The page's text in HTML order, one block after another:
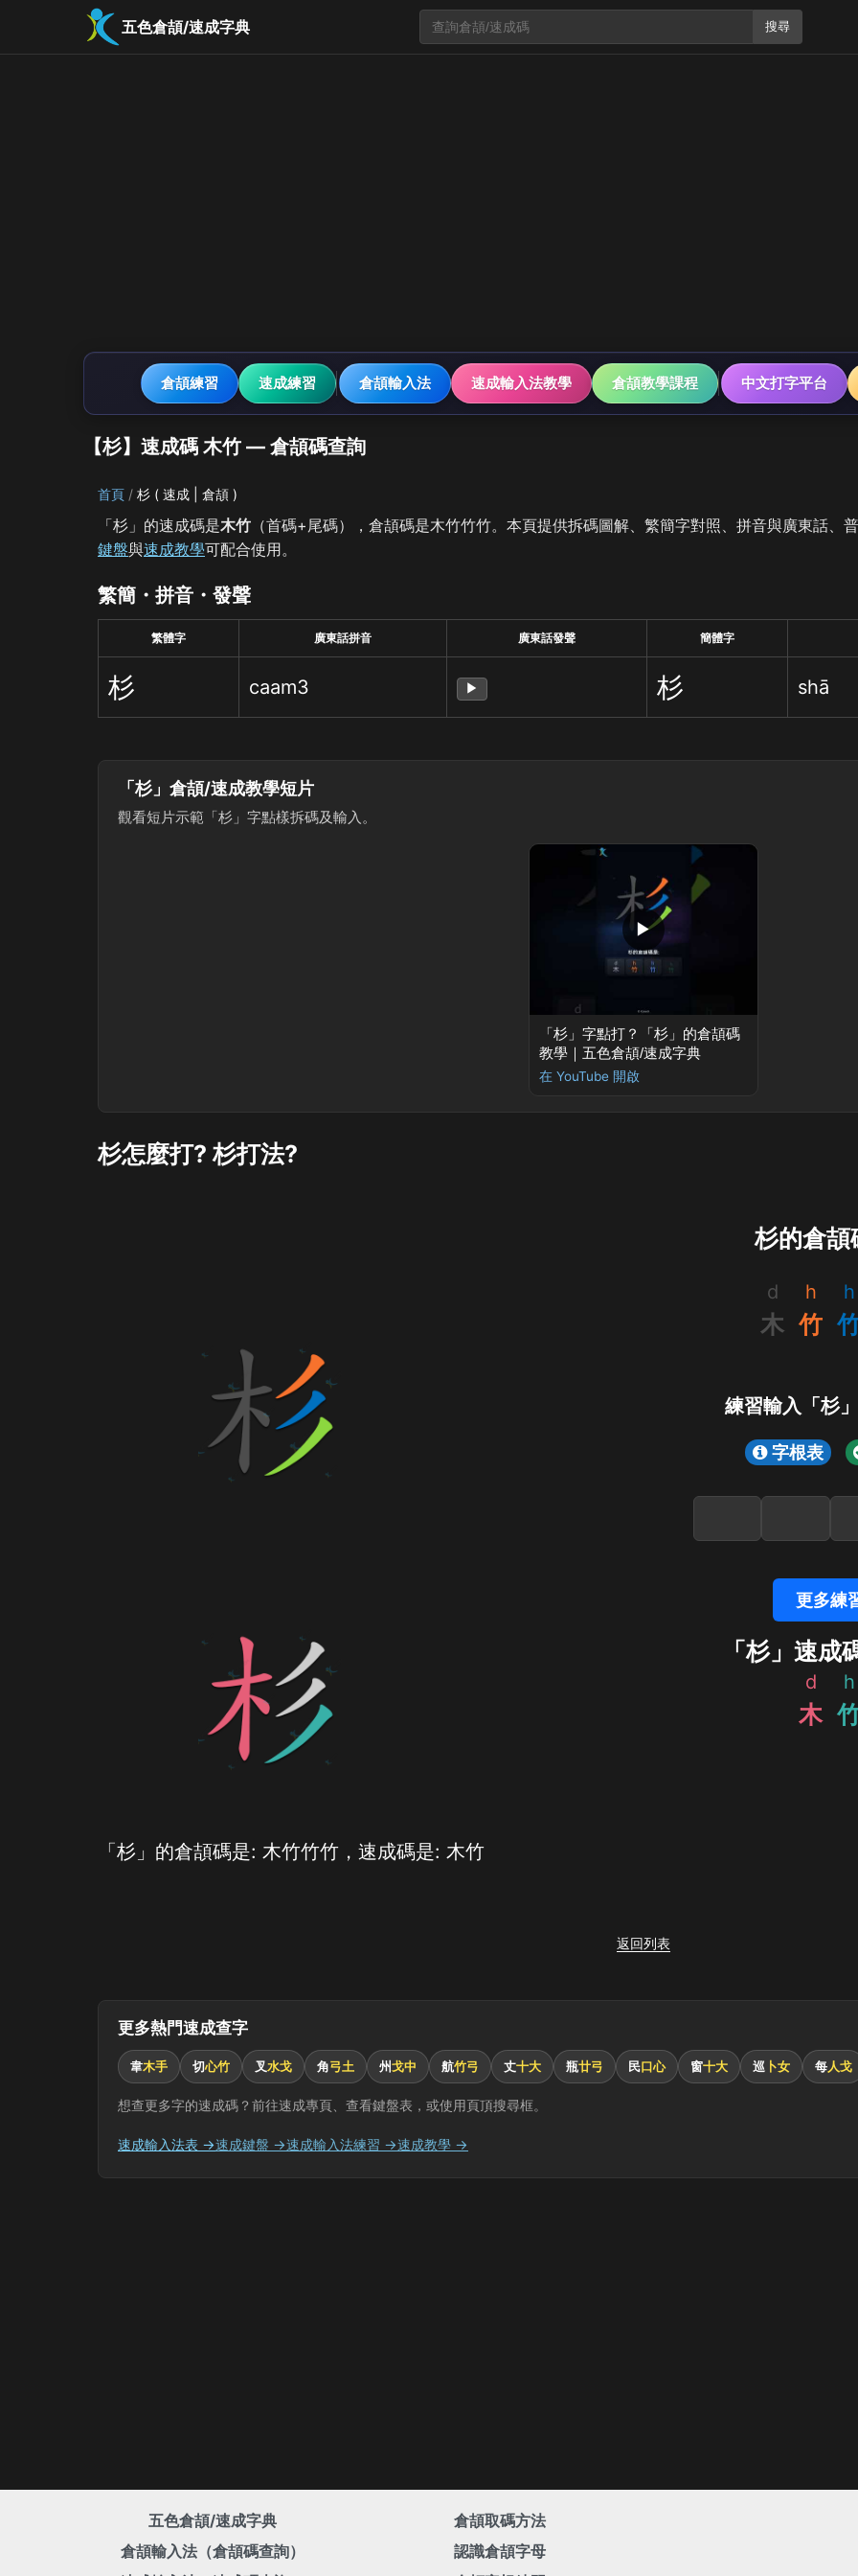
五色倉頡/速成字典 搜尋
倉頡練習 速成練習 倉頡輸入法 速成輸入法教學 倉頡教學課程 中文打字平台
【杉】速成碼 木竹 — 倉頡碼查詢
首頁 杉 ( 速成 | 倉頡 )
「杉」的速成碼是木竹 （首碼+尾碼），倉頡碼是木竹竹竹。本頁提供拆碼圖解、繁簡字對照、拼音與廣東話、
鍵盤與速成教學可配合使用。
繁簡・拼音・發聲
繁體字 廣東話拼音 廣東話發聲 簡體字
杉 caam3 ▶ 杉 shā
「杉」倉頡/速成教學短片
觀看短片示範「杉」字點樣拆碼及輸入。
▶
「杉」字點打？「杉」的倉頡碼
教學｜五色倉頡/速成字典
在 YouTube 開啟
杉怎麼打? 杉打法?
杉的倉頡
d
木
h
竹
h
練習輸入「杉
字根表
更多練
「杉」速成
d
木
h
「杉」的倉頡碼是: 木竹竹竹，速成碼是: 木竹
返回列表
更多熱門速成查字
韋木手 切心竹 叉水戈 角弓土 州戈中 航竹弓 丈十大 瓶廿弓 民口心 窗十大 巡 卜女 每人戈
想查更多字的速成碼？前往速成專頁、查看鍵盤表，或使用頁頂搜尋框。
速成輸入法表 →速成鍵盤 →速成輸入法練習 →速成教學 →
五色倉頡/速成字典
倉頡輸入法（倉頡碼查詢）
倉頡取碼方法
認識倉頡字母